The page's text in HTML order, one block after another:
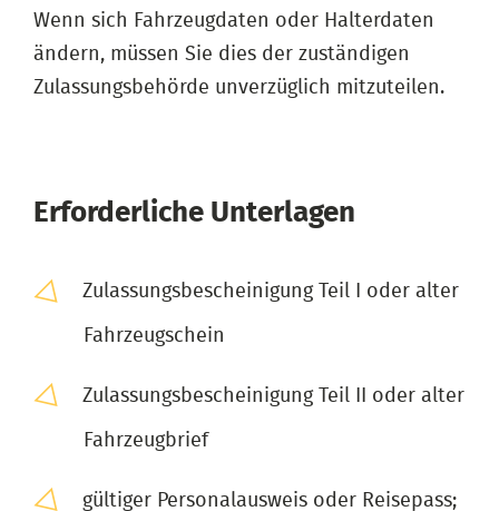
Wenn sich Fahrzeugdaten oder Halterdaten
ändern, müssen Sie dies der zuständigen
Zulassungsbehörde unverzüglich mitzuteilen.
Erforderliche Unterlagen
Zulassungsbescheinigung Teil I oder alter
Fahrzeugschein
Zulassungsbescheinigung Teil II oder alter
Fahrzeugbrief
gültiger Personalausweis oder Reisepass;